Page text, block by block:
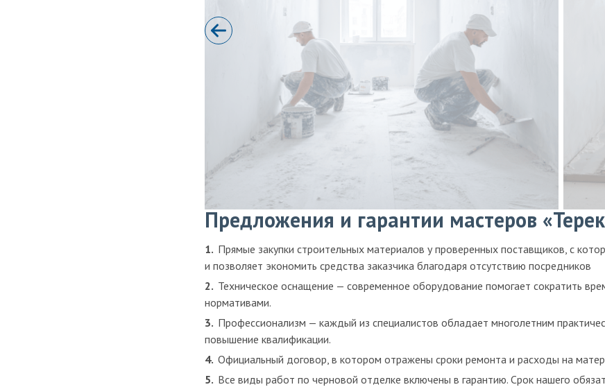
Предложения и гарантии мастеров
Прямые закупки строительных материалов у проверенных поставщиков, с
и позволяет экономить средства заказчика благодаря отсутствию посредников
Техническое оснащение — современное оборудование помогает сократить
нормативами.
Профессионализм — каждый из специалистов обладает многолетним
повышение квалификации.
Официальный договор, в котором отражены сроки ремонта и расходы на
Все виды работ по черновой отделке включены в гарантию. Срок нашего